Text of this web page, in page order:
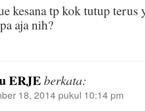
kesana tp kok tutup terus
aja nih?
ERJEberkata:
18, 2014 pukul 10:14 pm